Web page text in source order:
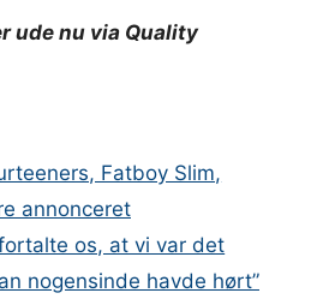
ude nu via Quality
Fatboy Slim,
annonceret
os, at vi var det
nogensinde havde hørt”